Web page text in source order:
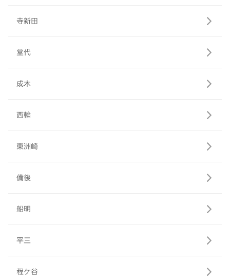
寺新田
堂代
成木
西輪
東洲崎
備後
船明
平三
程ケ谷